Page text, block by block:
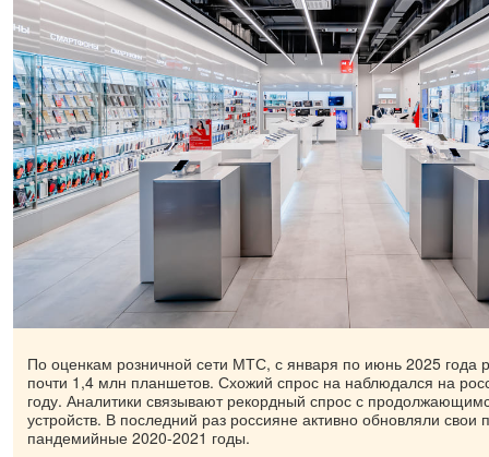
По оценкам розничной сети МТС, с января по июнь 2025 года
почти 1,4 млн планшетов. Схожий спрос на наблюдался на
году. Аналитики связывают рекордный спрос с
устройств. В последний раз россияне активно обновляли свои
пандемийные 2020-2021 годы.